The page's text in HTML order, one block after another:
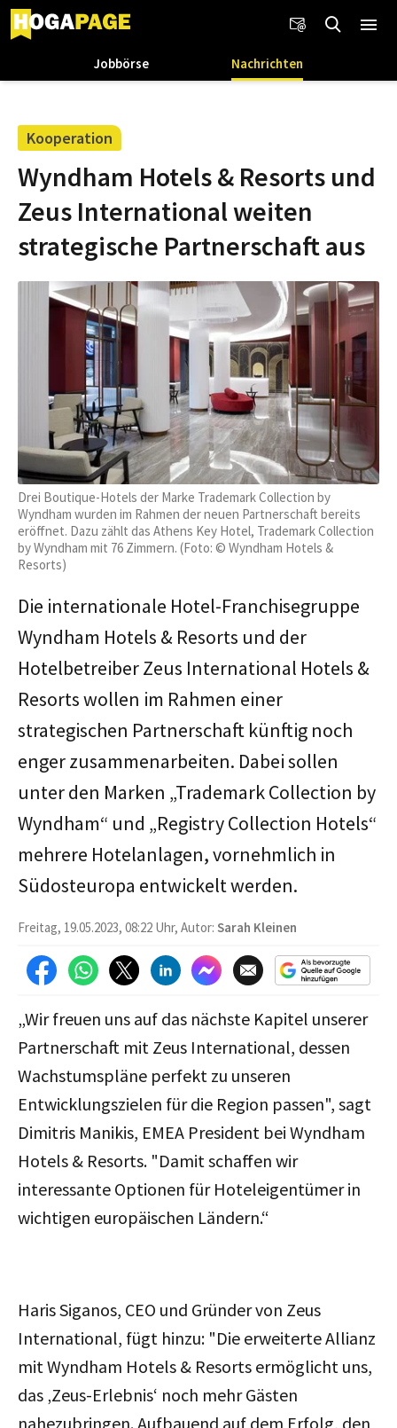
Jobbörse Nachrichten
Kooperation
Wyndham Hotels & Resorts und
Zeus International weiten
strategische Partnerschaft aus
Drei Boutique-Hotels der Marke Trademark Collection by
Wyndham wurden im Rahmen der neuen Partnerschaft bereits
eröffnet. Dazu zählt das Athens Key Hotel, Trademark Collection
by Wyndham mit 76 Zimmern. (Foto: © Wyndham Hotels &
Resorts)
Die internationale Hotel-Franchisegruppe
Wyndham Hotels & Resorts und der
Hotelbetreiber Zeus International Hotels &
Resorts wollen im Rahmen einer
strategischen Partnerschaft künftig noch
enger zusammenarbeiten. Dabei sollen
unter den Marken „Trademark Collection by
Wyndham“ und „Registry Collection Hotels“
mehrere Hotelanlagen, vornehmlich in
Südosteuropa entwickelt werden.
Freitag, 19.05.2023, 08:22 Uhr, Autor: Sarah Kleinen
„Wir freuen uns auf das nächste Kapitel unserer
Partnerschaft mit Zeus International, dessen
Wachstumspläne perfekt zu unseren
Entwicklungszielen für die Region passen", sagt
Dimitris Manikis, EMEA President bei Wyndham
Hotels & Resorts. "Damit schaffen wir
interessante Optionen für Hoteleigentümer in
wichtigen europäischen Ländern.“
Haris Siganos, CEO und Gründer von Zeus
International, fügt hinzu: "Die erweiterte Allianz
mit Wyndham Hotels & Resorts ermöglicht uns,
das ‚Zeus-Erlebnis‘ noch mehr Gästen
nahezubringen. Aufbauend auf dem Erfolg, den